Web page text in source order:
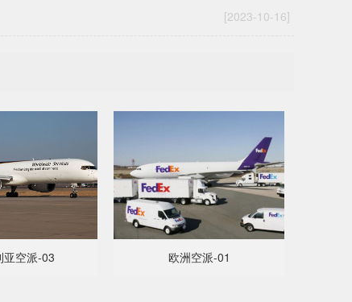
[2023-10-16]
亚空派-03 欧洲空派-01